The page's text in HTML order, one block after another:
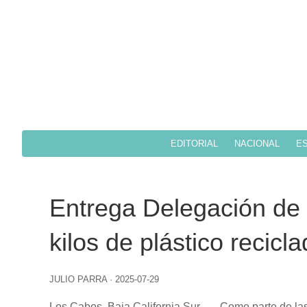
EDITORIAL NACIONAL
Entrega Delegación
kilos de plástico
JULIO PARRA · 2025-07-29